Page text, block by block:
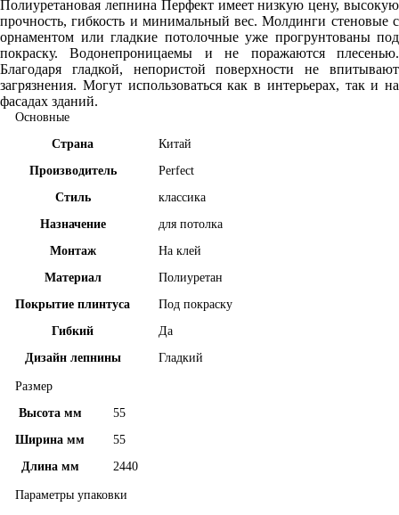
Полиуретановая лепнина Перфект имеет низкую цену, высокую
прочность, гибкость и минимальный вес. Молдинги стеновые с
орнаментом или гладкие потолочные уже прогрунтованы под
покраску. Водонепроницаемы и не поражаются плесенью.
Благодаря гладкой, непористой поверхности не впитывают
загрязнения. Могут использоваться как в интерьерах, так и на
фасадах зданий.
Основные
Страна
Китай
Производитель
Perfect
Стиль
классика
Назначение
для потолка
Монтаж
На клей
Материал
Полиуретан
Покрытие плинтуса
Под покраску
Гибкий
Да
Дизайн лепнины
Гладкий
Размер
Высота мм
55
Ширина мм
55
Длина мм
2440
Параметры упаковки